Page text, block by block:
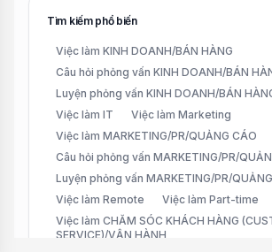
Tìm kiếm phổ biến
Việc làm KINH DOANH/BÁN HÀNG
Câu hỏi phỏng vấn KINH DOANH/BÁN
Luyện phỏng vấn KINH DOANH/BÁN
Việc làm IT
Việc làm Marketing
Việc làm MARKETING/PR/QUẢNG CÁO
Câu hỏi phỏng vấn MARKETING/PR/
Luyện phỏng vấn MARKETING/PR/
Việc làm Remote
Việc làm Part-time
Việc làm CHĂM SÓC KHÁCH HÀNG
SERVICE)/VẬN HÀNH